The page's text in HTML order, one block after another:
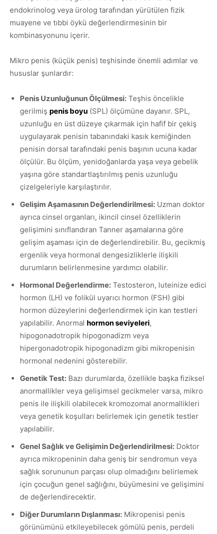
endokrinolog veya ürolog tarafından yürütülen fizik
muayene ve tıbbi öykü değerlendirmesinin bir
kombinasyonunu içerir.
Mikro penis (küçük penis) teşhisinde önemli adımlar ve
hususlar şunlardır:
Penis Uzunluğunun Ölçülmesi: Teşhis öncelikle
gerilmiş penis boyu (SPL) ölçümüne dayanır. SPL,
uzunluğu en üst düzeye çıkarmak için hafif bir çekiş
uygulayarak penisin tabanındaki kasık kemiğinden
penisin dorsal tarafındaki penis başının ucuna kadar
ölçülür. Bu ölçüm, yenidoğanlarda yaşa veya gebelik
yaşına göre standartlaştırılmış penis uzunluğu
çizelgeleriyle karşılaştırılır.
Gelişim Aşamasının Değerlendirilmesi: Uzman doktor
ayrıca cinsel organları, ikincil cinsel özelliklerin
gelişimini sınıflandıran Tanner aşamalarına göre
gelişim aşaması için de değerlendirebilir. Bu, gecikmiş
ergenlik veya hormonal dengesizliklerle ilişkili
durumların belirlenmesine yardımcı olabilir.
Hormonal Değerlendirme: Testosteron, luteinize edici
hormon (LH) ve folikül uyarıcı hormon (FSH) gibi
hormon düzeylerini değerlendirmek için kan testleri
yapılabilir. Anormal hormon seviyeleri,
hipogonadotropik hipogonadizm veya
hipergonadotropik hipogonadizm gibi mikropenisin
hormonal nedenini gösterebilir.
Genetik Test: Bazı durumlarda, özellikle başka fiziksel
anormallikler veya gelişimsel gecikmeler varsa, mikro
penis ile ilişkili olabilecek kromozomal anormallikleri
veya genetik koşulları belirlemek için genetik testler
yapılabilir.
Genel Sağlık ve Gelişimin Değerlendirilmesi: Doktor
ayrıca mikropeninin daha geniş bir sendromun veya
sağlık sorununun parçası olup olmadığını belirlemek
için çocuğun genel sağlığını, büyümesini ve gelişimini
de değerlendirecektir.
Diğer Durumların Dışlanması: Mikropenisi penis
görünümünü etkileyebilecek gömülü penis, perdeli